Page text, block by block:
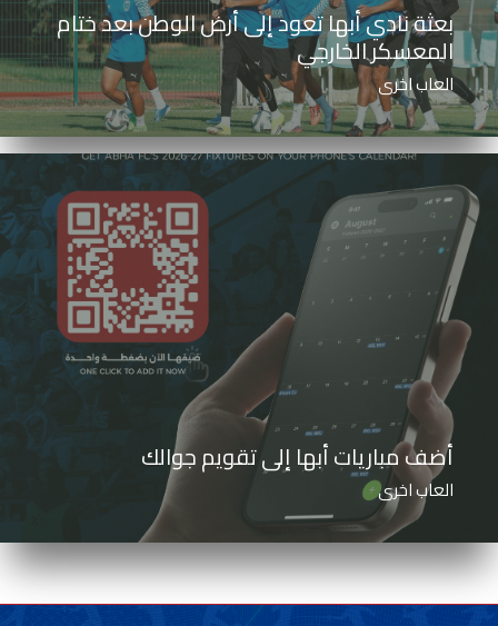
بعثة نادي أبها تعود إلى أرض الوطن بعد ختام
المعسكر الخارجي
العاب اخرى
أضف مباريات أبها إلى تقويم جوالك
العاب اخرى